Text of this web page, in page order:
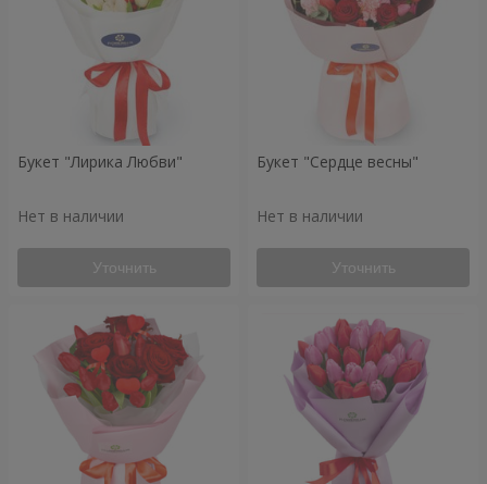
Букет "Лирика Любви"
Нет в наличии
Уточнить
Букет "Сердце весны"
Нет в наличии
Уточнить